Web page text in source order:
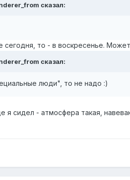
сказал:
то - в воскресенье.
сказал:
люди", то не надо :)
я сидел - атмосфера такая,